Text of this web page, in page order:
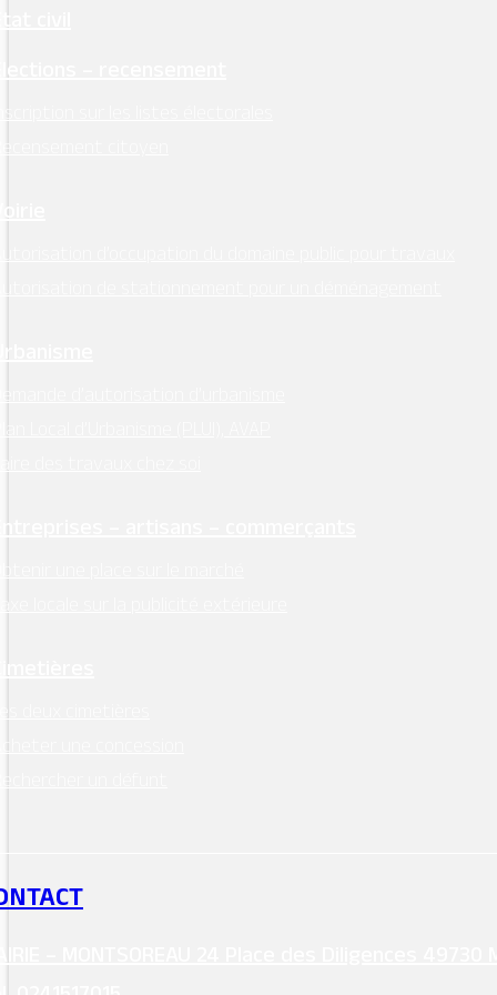
civil
– recensement
sur les listes électorales
citoyen
d’occupation du domaine public pour travaux
de stationnement pour un déménagement
d’autorisation d’urbanisme
Local d’Urbanisme (PLUI), AVAP
des travaux chez soi
– artisans – commerçants
une place sur le marché
locale sur la publicité extérieure
deux cimetières
une concession
un défunt
– MONTSOREAU 24 Place des Diligences